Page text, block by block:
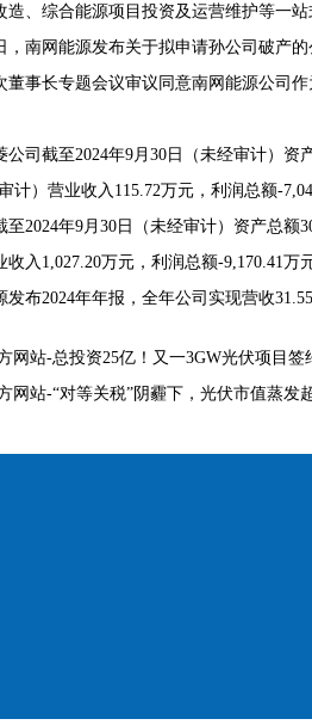
、综合能源项目投资及运营维护等一站
，南网能源发布关于拟申请孙公司破产
董事长专题会议审议同意南网能源公司
司截至2024年9月30日（未经审计）资
计）营业收入115.72万元，利润总额-
至2024年9月30日（未经审计）资产总额
入1,027.20万元，利润总额-9,170.41万
布2024年年报，全年公司实现营收
网站-总投资25亿！又一3GW光伏项目签
网站-“对等关税”阴霾下，光伏市值蒸发